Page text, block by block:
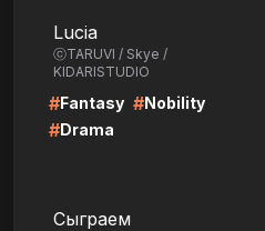
Lucia
ⓒTARUVI / Skye /
KIDARISTUDIO
#Fantasy #Nobility
#Drama
Сыграем